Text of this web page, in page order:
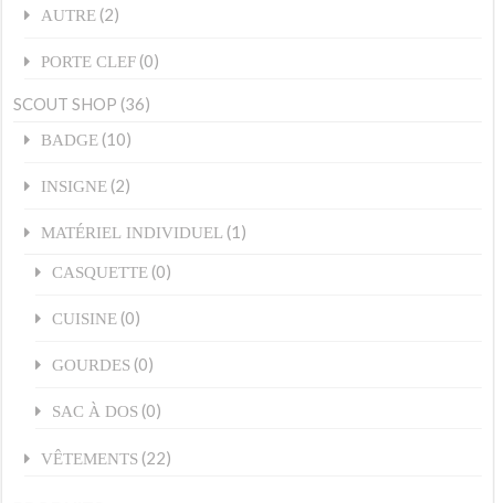
AUTRE (2)
PORTE CLEF (0)
SCOUT SHOP (36)
BADGE (10)
INSIGNE (2)
MATÉRIEL INDIVIDUEL (1)
CASQUETTE (0)
CUISINE (0)
GOURDES (0)
SAC À DOS (0)
VÊTEMENTS (22)